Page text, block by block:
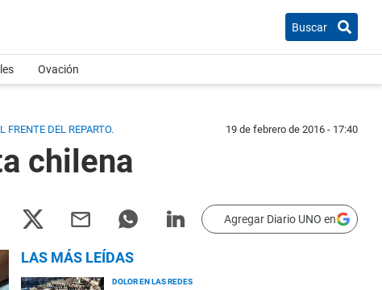
Buscar
Ovación
DEL REPARTO. 19 de febrero de 2016 - 17:40
chilena
Agregar Diario UNO en
LAS MÁS LEÍDAS
DOLOR EN LAS REDES